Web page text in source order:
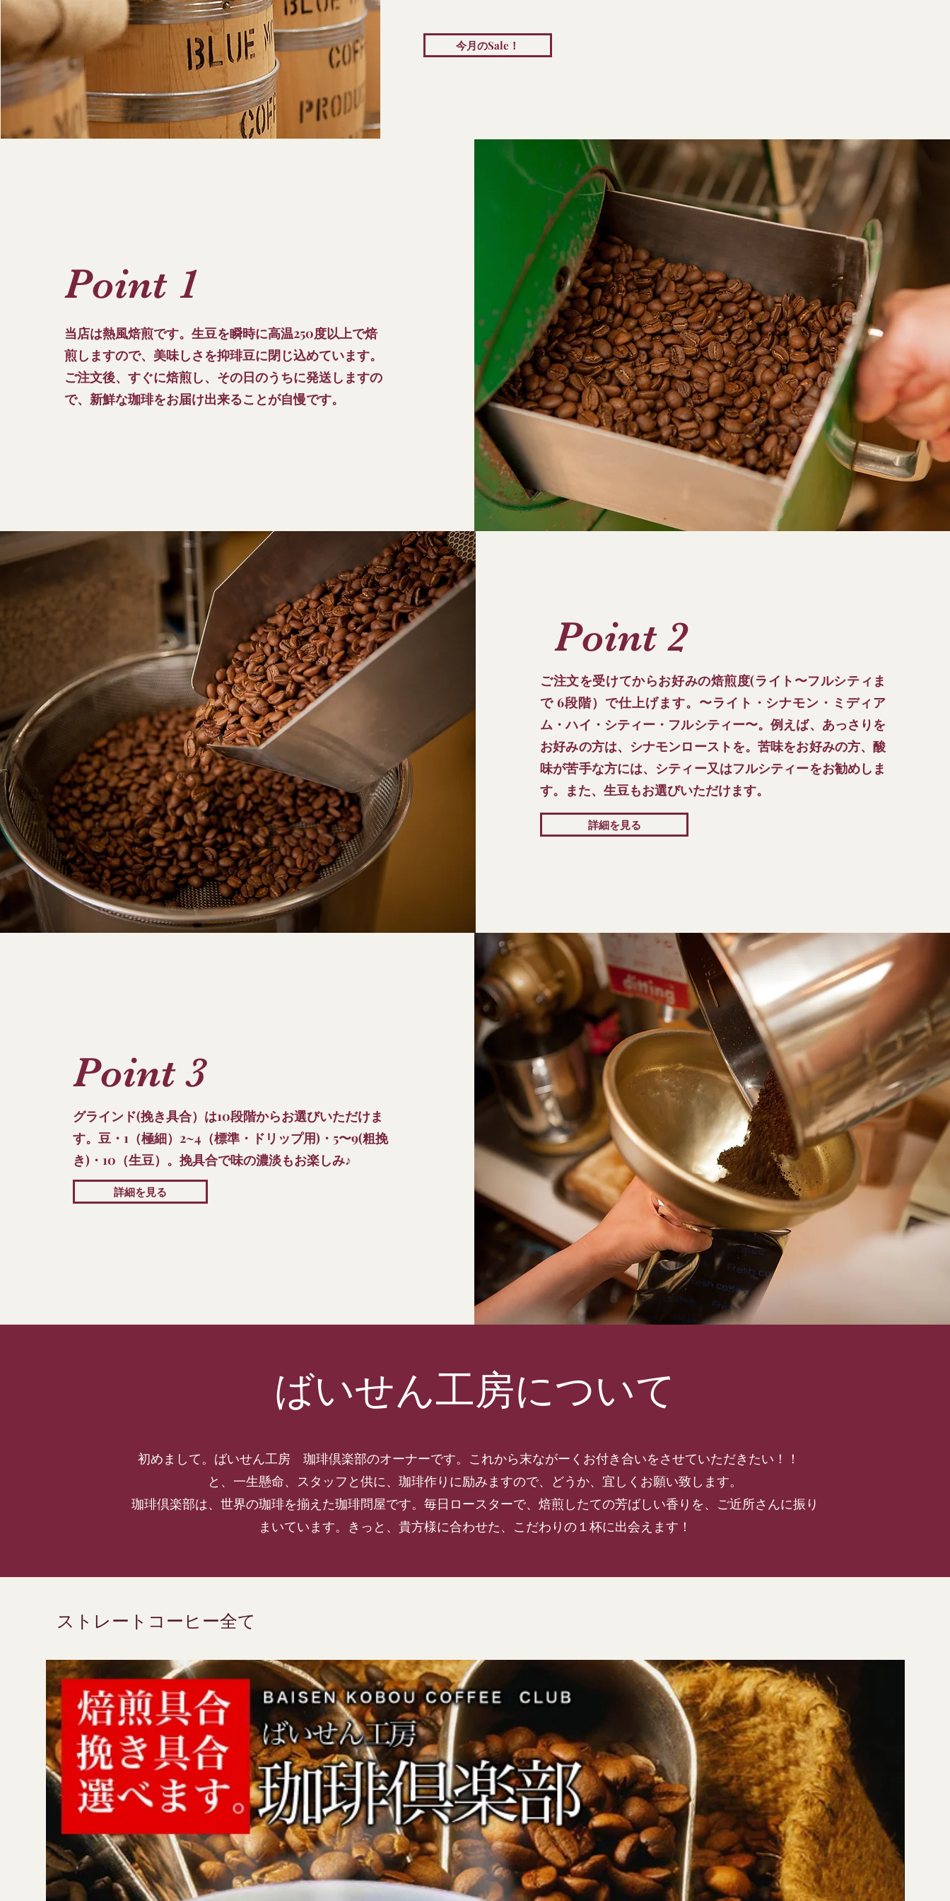
今月のSale！
Point 1
当店は熱風焙煎です。生豆を瞬時に高温250度以上で焙
煎しますので、美味しさを抑琲豆に閉じ込めています。
ご注文後、すぐに焙煎し、その日のうちに発送しますの
で、新鮮な珈琲をお届け出来ることが自慢です。
Point 2
ご注文を受けてからお好みの焙煎度(ライト〜フルシティま
で 6段階）で仕上げます。〜ライト・シナモン・ミディア
ム・ハイ・シティー・フルシティー〜。例えば、あっさりを
お好みの方は、シナモンローストを。苦味をお好みの方、酸
味が苦手な方には、シティー又はフルシティーをお勧めしま
す。また、生豆もお選びいただけます。
詳細を見る
Point 3
グラインド(挽き具合）は10段階からお選びいただけま
す。豆・1（極細）2~4（標準・ドリップ用)・5〜9(粗挽
き)・10（生豆）。挽具合で味の濃淡もお楽しみ♪
詳細を見る
ばいせん工房について
初めまして。ばいせん工房 珈琲倶楽部のオーナーです。これから末ながーくお付き合いをさせていただきたい！！
と、一生懸命、スタッフと供に、珈琲作りに励みますので、どうか、宜しくお願い致します。
珈琲倶楽部は、世界の珈琲を揃えた珈琲問屋です。毎日ロースターで、焙煎したての芳ばしい香りを、ご近所さんに振り
まいています。きっと、貴方様に合わせた、こだわりの１杯に出会えます！
ストレートコーヒー全て